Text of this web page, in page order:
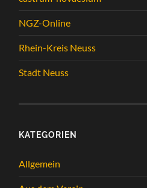
NGZ-Online
Rhein-Kreis Neuss
Stadt Neuss
KATEGORIEN
Allgemein